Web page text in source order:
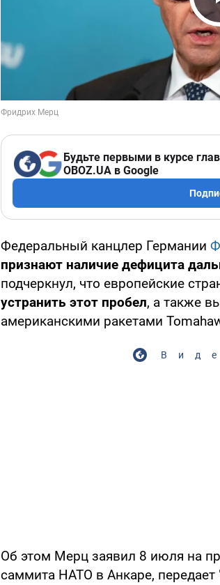
Будьте первыми в курсе
OBOZ.UA в Google
Федеральный канцлер Германии
признают наличие дефицита
подчеркнул, что европейские
устранить этот пробел, а также
американскими ракетами
Об этом Мерц заявил 8 июля на
саммита НАТО в Анкаре, передает